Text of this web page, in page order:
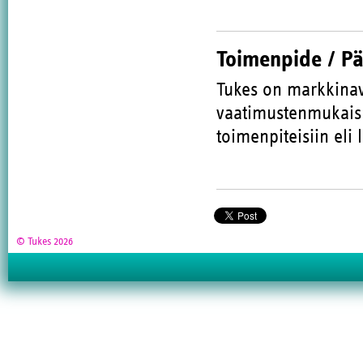
Toimenpide /
Tukes on
toimenpiteisiin eli
© Tukes 2026